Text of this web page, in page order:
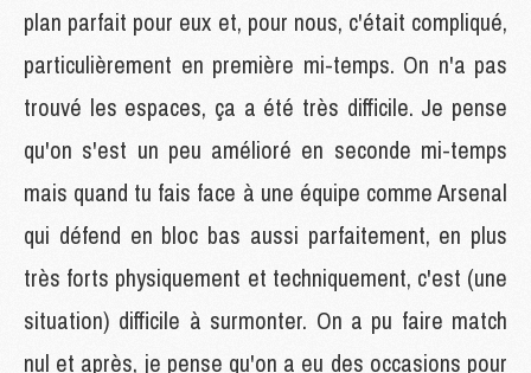
plan parfait pour eux et, pour nous, c'était compliqué,
particulièrement en première mi-temps. On n'a pas
trouvé les espaces, ça a été très difficile. Je pense
qu'on s'est un peu amélioré en seconde mi-temps
mais quand tu fais face à une équipe comme Arsenal
qui défend en bloc bas aussi parfaitement, en plus
très forts physiquement et techniquement, c'est (une
situation) difficile à surmonter. On a pu faire match
nul et après, je pense qu'on a eu des occasions pour